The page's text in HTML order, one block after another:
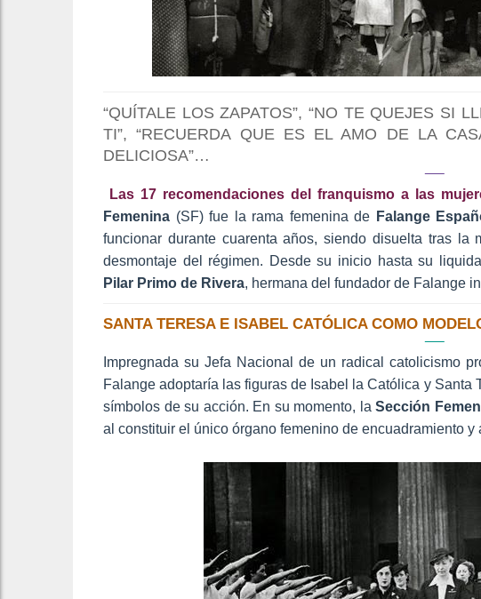
“QUÍTALE LOS ZAPATOS”, “NO TE QUEJES SI
TI”, “RECUERDA QUE ES EL AMO DE LA
DELICIOSA”…
Las 17 recomendaciones del franquismo a las
Femenina (SF) fue la rama femenina de Falange
funcionar durante cuarenta años, siendo disuelta tras la
desmontaje del régimen. Desde su inicio hasta su
Pilar Primo de Rivera, hermana del fundador de Falange
SANTA TERESA E ISABEL CATÓLICA COMO
Impregnada su Jefa Nacional de un radical catolicismo
Falange adoptaría las figuras de Isabel la Católica y Santa
símbolos de su acción. En su momento, laSección
al constituir el único órgano femenino de encuadramiento